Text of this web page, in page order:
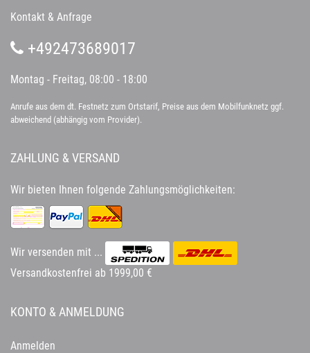
Kontakt & Anfrage
+492473689017
Montag - Freitag, 08:00 - 18:00
Anrufe aus dem dt. Festnetz zum Ortstarif, Preise aus dem Mobilfunknetz ggf.
abweichend (abhängig vom Provider).
ZAHLUNG & VERSAND
Wir bieten Ihnen folgende Zahlungsmöglichkeiten:
Wir versenden mit ...
Versandkostenfrei ab 1999,00 €
KONTO & ANMELDUNG
Anmelden